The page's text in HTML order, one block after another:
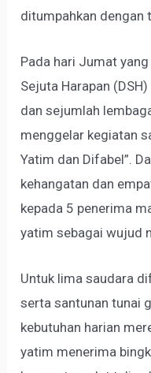
ditumpahkan dengan
Pada hari Jumat
Sejuta Harapan
dan sejumlah
menggelar kegiatan
Yatim dan Difabel”.
kehangatan dan
kepada 5 penerima
yatim sebagai wujud
Untuk lima saudara
serta santunan tunai
kebutuhan harian
yatim menerima